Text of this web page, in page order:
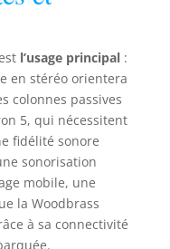
MP3 et d'une
n'importe quel
d'ambiance
ou bureau. Le
musicale de 60
tous les styles de
confortable.
performance
colonne vertical,
parfaitement dans
l'espace. Son
un véritable objet
pièce avec style.
- Simplifiez-
La tour est
l'heure,
l’usage principal:
en stéréo orientera
colonnes passives
5, qui nécessitent
fidélité sonore
sonorisation
mobile, une
la Woodbrass
à sa connectivité